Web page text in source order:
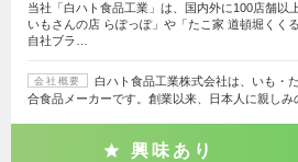
当社「白ハト食品工業」は、国内外に100店舗以
いもさんの店 らぽっぽ」や「たこ家 道頓堀くく
自社ブラ…
会社概要
白ハト食品工業株式会社は、いも・
合食品メーカーです。創業以来、日本人に親し
興味あり